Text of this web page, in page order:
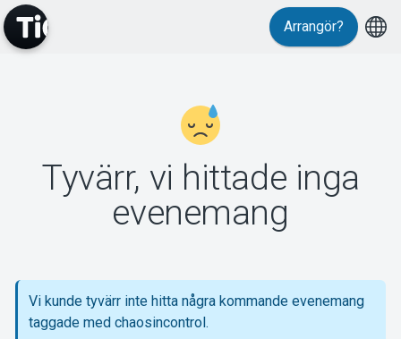
Support
Om Tickster
Arrangör?
Tyvärr, vi hittade inga
evenemang
Vi kunde tyvärr inte hitta några kommande evenemang
taggade med chaosincontrol.